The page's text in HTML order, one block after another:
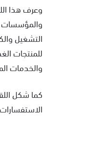
وعرف هذا
والمؤسسات
التشغيل
للمنتجات
والخدمات
كما شكل